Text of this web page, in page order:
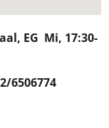
EG Mi, 17:30-
6506774